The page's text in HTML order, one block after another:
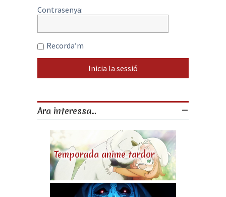
Contrasenya:
Recorda’m
Ara interessa...
Temporada anime tardor